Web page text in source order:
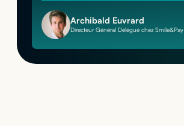
Archibald Euvrard
Directeur Général Délégué chez Smile&Pay